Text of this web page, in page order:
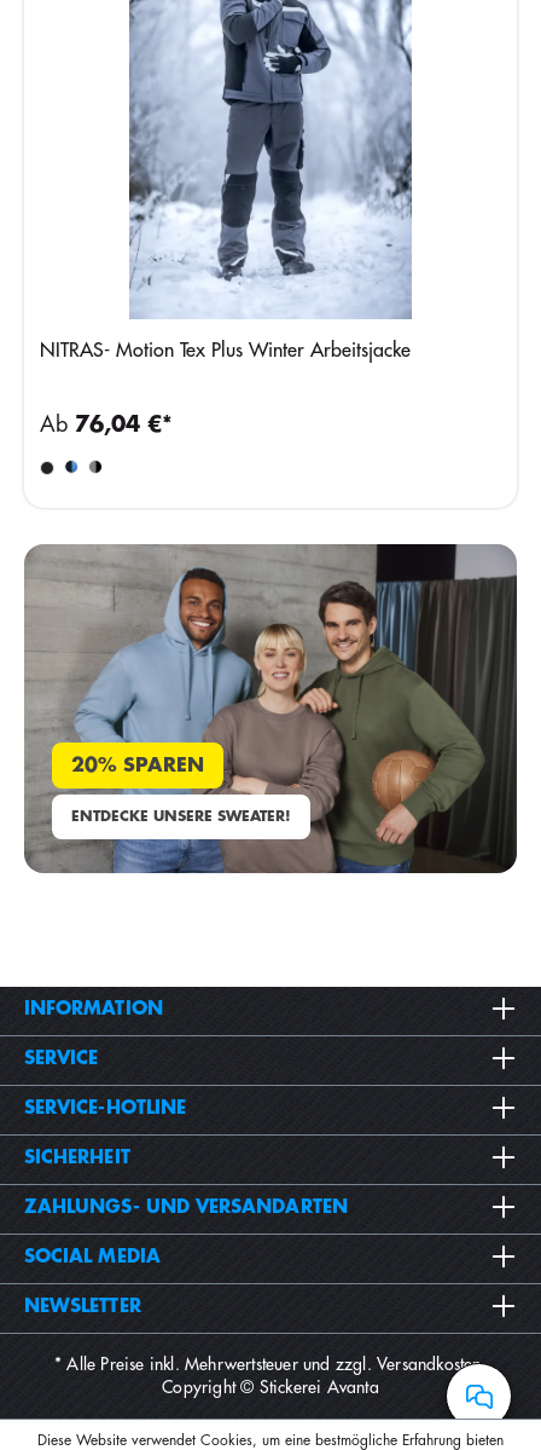
NITRAS- Motion Tex Plus Winter Arbeitsjacke
Ab 76,04 €*
20% SPAREN
ENTDECKE UNSERE SWEATER!
INFORMATION
SERVICE
SERVICE-HOTLINE
SICHERHEIT
ZAHLUNGS- UND VERSANDARTEN
SOCIAL MEDIA
NEWSLETTER
* Alle Preise inkl. Mehrwertsteuer und zzgl.Versandkosten.
Copyright © Stickerei Avanta
Diese Website verwendet Cookies, um eine bestmögliche Erfahrung bieten